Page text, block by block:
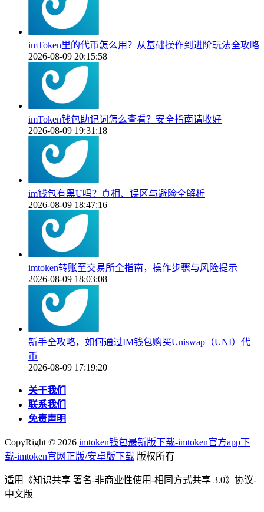
imToken里的代币怎么用？从基础操作到进阶玩法全攻略
2026-08-09 20:15:58
imToken钱包助记词怎么查看？安全指南请收好
2026-08-09 19:31:18
im钱包有黑U吗？真相、误区与避险全解析
2026-08-09 18:47:16
imtoken转账至交易所全指南，操作步骤与风险提示
2026-08-09 18:03:08
新手全攻略，如何通过IM钱包购买Uniswap（UNI）代
币
2026-08-09 17:19:20
关于我们
联系我们
免责声明
CopyRight © 2026 imtoken钱包最新版下载-imtoken官方app下
载-imtoken官网正版/安卓版下载 版权所有
适用《知识共享 署名-非商业性使用-相同方式共享 3.0》协议-
中文版